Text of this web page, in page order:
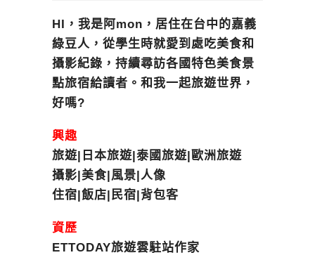
HI，我是阿mon，居住在台中的嘉義
綠豆人，從學生時就愛到處吃美食和
攝影紀錄，持續尋訪各國特色美食景
點旅宿給讀者。和我一起旅遊世界，
好嗎?
興趣
旅遊|日本旅遊|泰國旅遊|歐洲旅遊
攝影|美食|風景|人像
住宿|飯店|民宿|背包客
資歷
ETTODAY旅遊雲駐站作家